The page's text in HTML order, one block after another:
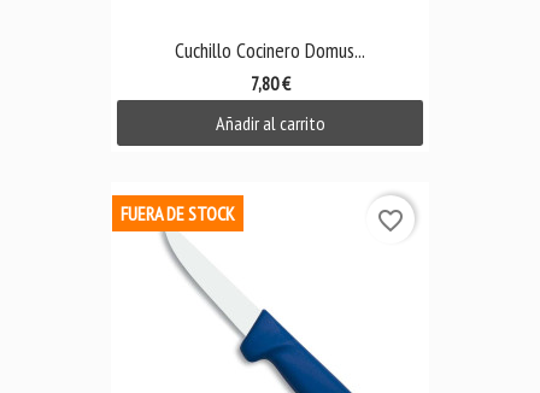
Cuchillo Cocinero Domus...
7,80 €
Añadir al carrito
FUERA DE STOCK favorite_border